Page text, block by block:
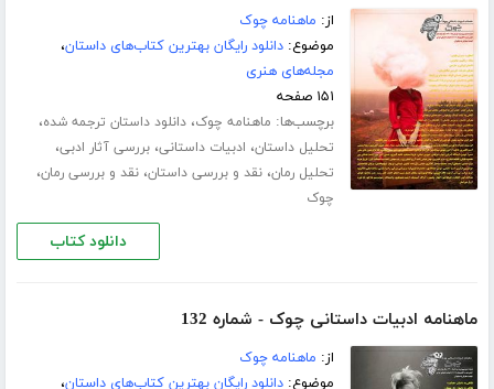
از: ماهنامه چوک
موضوع:دانلود رایگان بهترین کتاب‌های داستان،
مجله‌های هنری
۱۵۱ صفحه
برچسب‌ها: ماهنامه چوک،دانلود داستان ترجمه شده،
تحلیل داستان، ادبیات داستانی،بررسی آثار ادبی،
تحلیل رمان،نقد و بررسی داستان،نقد و بررسی رمان،
چوک
دانلود کتاب
ماهنامه ادبیات داستانی چوک - شماره 132
از: ماهنامه چوک
موضوع:دانلود رایگان بهترین کتاب‌های داستان،